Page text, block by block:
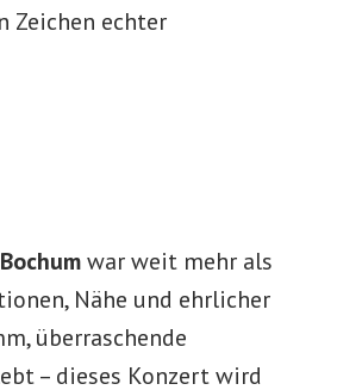
Zeichen echter
war weit mehr als
Nähe und ehrlicher
überraschende
– dieses Konzert wird